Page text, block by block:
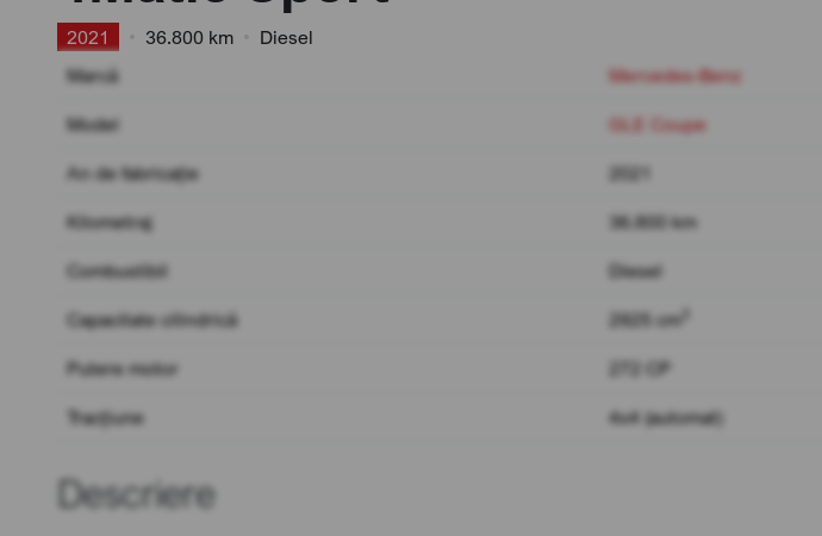
2021 36.800 km
Diesel
Marcă
Mercedes-Benz
Model GLE Coupe
An de fabricație 2021
Kilometraj 36.800 km
Combustibil Diesel
Capacitate cilindrică 2925 cm
Putere motor 272 CP
Tracțiune 4x4 (automat)
Descriere